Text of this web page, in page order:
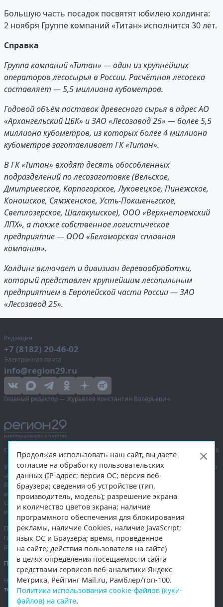
Большую часть посадок посвятят юбилею холдинга:
2 ноября Группе компаний «Титан» исполнится 30 лет.
Справка
Группа компаний «Титан» — один из крупнейших
операторов лесосырья в России. Расчётная лесосека
составляет — 5,5 миллиона кубометров.
Годовой объём поставок древесного сырья в адрес АО
«Архангельский ЦБК» и ЗАО «Лесозавод 25» — более 5,5
миллиона кубометров, из которых более 4 миллиона
кубометров заготавливает ГК «Титан».
В ГК «Титан» входят десять обособленных
подразделений по лесозаготовке (Вельское,
Дмитриевское, Карпогорское, Луковецкое, Пинежское,
Коношское, Сямженское, Усть-Покшеньгское,
Светлозерское, Шалакушское), ООО «Верхнетоемский
ЛПХ», а также собственное логистическое
предприятие — ООО «Беломорская сплавная
компания».
Холдинг включает и дивизион деревообработки,
который представлен крупнейшим лесопильным
предприятием в Европейской части России — ЗАО
«Лесозавод 25».
Редакция
+7 (8182) 20-46-02
Электронная почта
info@region29.ru
Главный редактор — Журавлёв Константин Валерьевич
Сетевое издание «Информационное агентство Регион 29»,
© 2016–2026
Учредитель — общество с ограниченной ответственностью «Агентство
«Правда Севера».
Выписка из реестра зарегистрированных средств массовой
информации:ЭЛ № ФС 77-74226 от 09.11.2018 выдано Федеральной
службой по надзору в сфере связи, информационных технологий
и массовых коммуникаций (Роскомнадзор).
При полном или частичном использовании любых материалов
гиперссылка на region29.ruобязательна. Копирование материалов без
разрешения администрации сайта запрещено.
Правовая информация.
На информационном ресурсе применяютсярекомендательные
технологии.
Продолжая использовать наш сайт, вы даете
согласие на обработку пользовательских
данных (IP-адрес; версия ОС; версия веб-
браузера; сведения об устройстве (тип,
производитель, модель); разрешение экрана
и количество цветов экрана; наличие
программного обеспечения для блокирования
рекламы, наличие Cookies, наличие JavaScript;
язык ОС и Браузера; время, проведенное
на сайте; действия пользователя на сайте)
в целях определения посещаемости сайта
средствами сервисов веб-аналитики Яндекс
Метрика, Рейтинг Mail.ru, Рамблер/топ-100.
Политика использования cookie-файлов (куки-
файлов) на сайте.